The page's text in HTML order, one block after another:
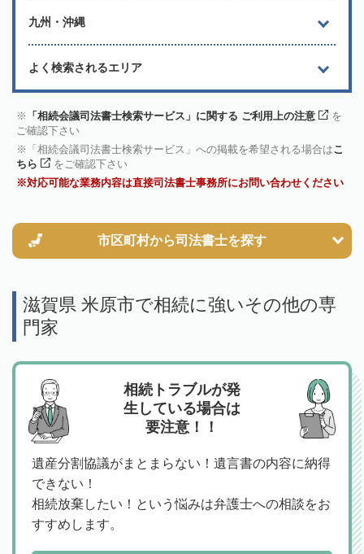
九州・沖縄
よく検索されるエリア
「相続会議司法書士検索サービス」に関する ご利用上の注意
を
ご確認下さい
「相続会議司法書士検索サービス」への掲載を希望される場合はこ
ちら
をご確認下さい
対応可能な業務内容は直接司法書士事務所にお問い合わせください
市区町村から司法書士を探す
滋賀県 米原市で相続に強いその他の専
門家
相続トラブルが発
生している場合は
要注意！！
遺産分割協議がまとまらない！遺言書の内容に納得
できない！
相続放棄したい！という悩みは弁護士への相談をお
すすめします。